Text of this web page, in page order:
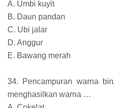
A. Umbi kuyit
B. Daun pandan
C. Ubi jalar
D. Anggur
E. Bawang merah
34. Pencampuran warna
menghasilkan warna …